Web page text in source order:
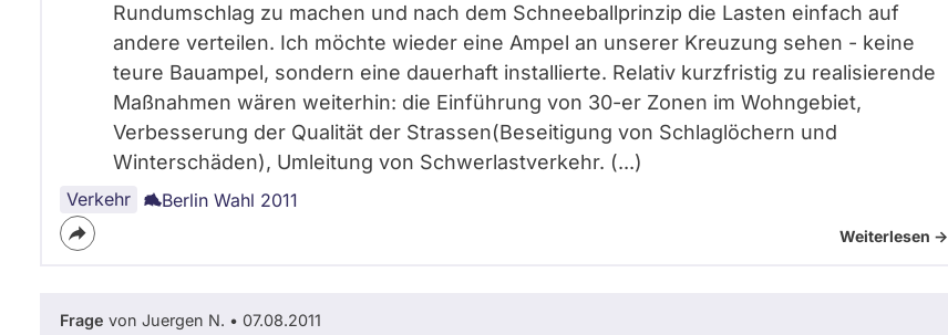
Rundumschlag zu machen und nach dem Schneeballprinzip die Lasten einfach auf
andere verteilen. Ich möchte wieder eine Ampel an unserer Kreuzung sehen - keine
teure Bauampel, sondern eine dauerhaft installierte. Relativ kurzfristig zu realisierende
Maßnahmen wären weiterhin: die Einführung von 30-er Zonen im Wohngebiet,
Verbesserung der Qualität der Strassen(Beseitigung von Schlaglöchern und
Winterschäden), Umleitung von Schwerlastverkehr. (...)
Verkehr Berlin Wahl 2011
Weiterlesen ->
Frage von Juergen N. • 07.08.2011